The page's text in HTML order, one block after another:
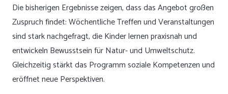
Die bisherigen Ergebnisse zeigen, dass das Angebot großen
Zuspruch findet: Wöchentliche Treffen und Veranstaltungen
sind stark nachgefragt, die Kinder lernen praxisnah und
entwickeln Bewusstsein für Natur- und Umweltschutz.
Gleichzeitig stärkt das Programm soziale Kompetenzen und
eröffnet neue Perspektiven.